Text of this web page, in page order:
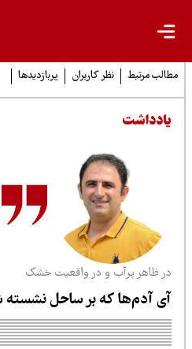
مرتبط نظر کاربران پربازدیدها
ظاهر پرآب و در واقعیت خشک
آدم‌ها که بر ساحل نشسته شاد